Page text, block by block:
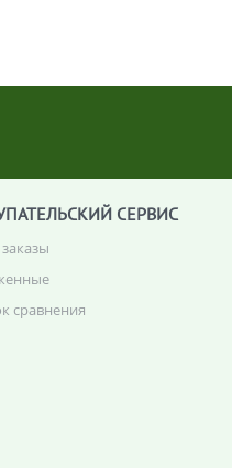
СЕРВИС
сравнения